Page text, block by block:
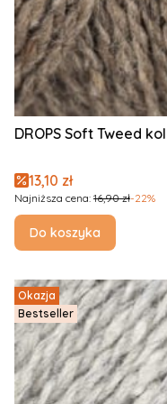
DROPS Soft Tweed
Cena promocyjna
13,10 zł
Najniższa cena: 16,90 zł-22%
Do koszyka
Okazja
Bestseller